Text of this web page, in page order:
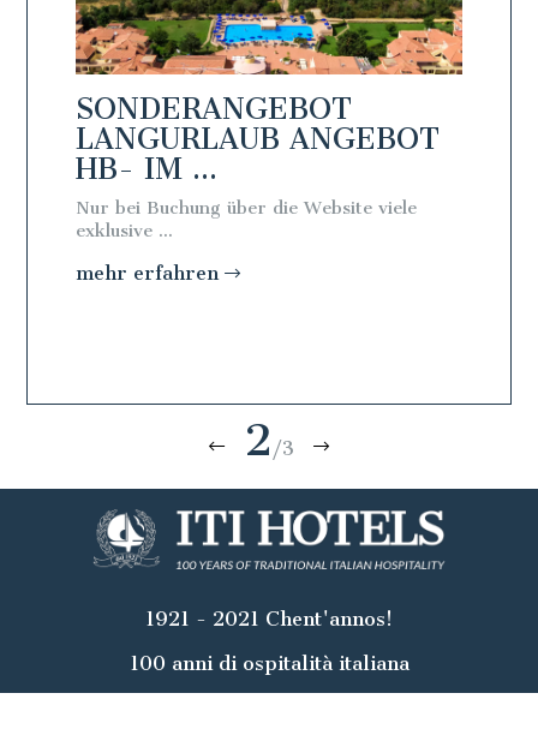
SONDERANGEBOT
LANGURLAUB ANGEBOT
HB- IM ...
Nur bei Buchung über die Website viele
exklusive ...
mehr erfahren
2 /3
1921 - 2021 Chent'annos!
100 anni di ospitalità italiana